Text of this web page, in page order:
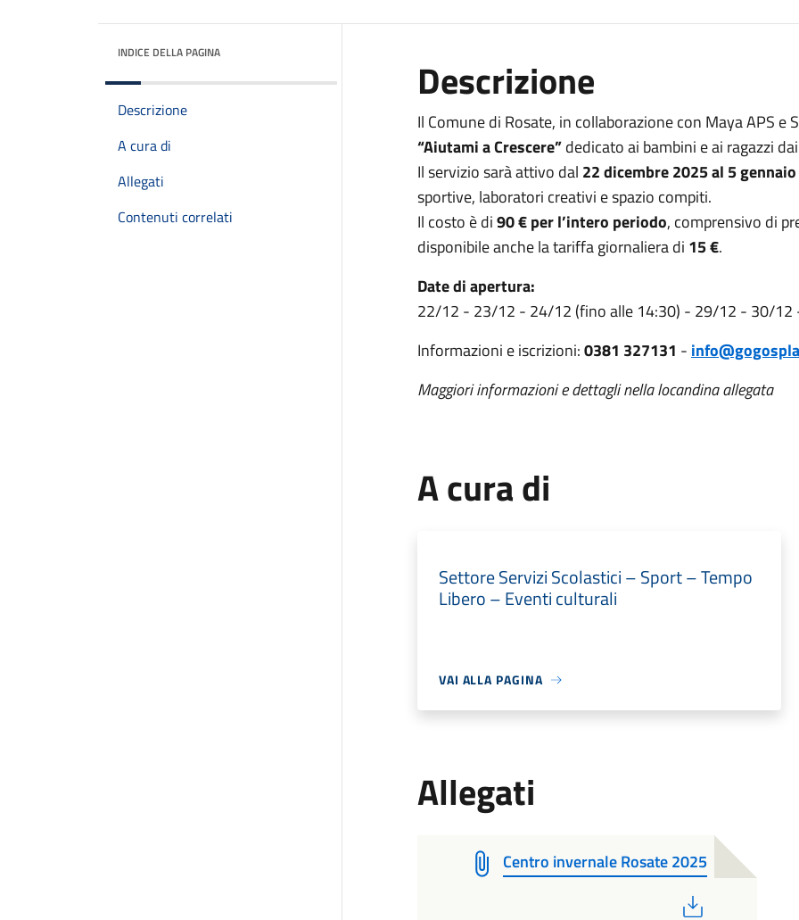
INDICE DELLA PAGINA
Descrizione
A cura di
Allegati
Contenuti correlati
Descrizione
Il Comune di Rosate, in collaborazione con Maya APS e
“Aiutami a Crescere”dedicato ai bambini e ai ragazzi dai
Il servizio sarà attivo dal 22 dicembre 2025 al 5
sportive, laboratori creativi e spazio compiti.
Il costo è di90 € per l’intero periodo, comprensivo di
disponibile anche la tariffa giornaliera di 15 €.
Date di apertura:
22/12 - 23/12 - 24/12 (fino alle 14:30) - 29/12 - 30/
Informazioni e iscrizioni:0381 327131 -
Maggiori informazioni e dettagli nella locandina allegata
A cura di
Settore Servizi Scolastici – Sport – Tempo
Libero – Eventi culturali
VAI ALLA PAGINA
Allegati
Centro invernale Rosate 2025